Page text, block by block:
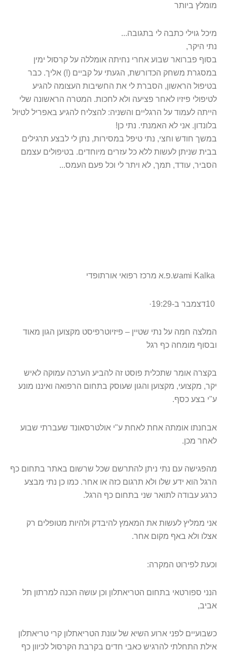
מומלץ ביותר
מיכל גוילי כתבה לי בתגובה...
נתי היקר,
בסוף פברואר שבוע אחרי נחיתה אומללה על קרסול ימין
במסגרת משחק הכדורשת, הגעתי על קביים (!) אליך. כבר
בטיפול הראשון, הסברת לי את החשיבות העצומה להגיע
לטיפולי פיזיו לאחר פציעה ולא לחכות. המטרה הראשונה שלי
הייתה לעמוד על הרגליים והשניה: להצליח להגיע באפריל לטיול
בלונדון. אני לא האמנתי. נתי כן!
במשך חודש וחצי, נתי טיפל במסירות, נתן לי לבצע תרגילים
בבית שניתן לעשות ללא כל עזרים מיוחדים. בטיפולים עצמם
הסביר, עודד, תמך, לא ויתר לי וכל פעם העמס...
ami Kalkaש.פ.א מרכז רפואי אורתופדי
10דצמבר ב-19:29 ·
המלצה חמה על נתי שטיין – פיזיוטרפיסט מקצוען הגון מאוד
ובסוף מומחה כף רגל
בקצרה אומר שתכלית פוסט זה להביע הערכה עמוקה לאיש
יקר, מקצועי, מקצוען והגון שעוסק בתחום הרפואה ואיננו מונע
ע"י בצע כסף.
אבחנתו אומתה אחת לאחת ע"י אולטרסאונד שעברתי שבוע
לאחר מכן.
מהפגישה עם נתי ניתן להתרשם שכל שרשום באתר בתחום כף
הרגל הוא ידע שלו ולא תרגום כזה או אחר. כמו כן נתי מבצע
כרגע עבודה לתואר שני בתחום כף הרגל.
אני ממליץ לעשות את המאמץ להיבדק ולהיות מטופלים רק
אצלו ולא באף מקום אחר.
וכעת לפירוט המקרה:
הנני ספורטאי בתחום הטריאתלון וכן עושה הכנה למרתון תל
אביב,
כשבועיים לפני ארוע השיא של עונת הטריאתלון קרי טריאתלון
אילת התחלתי להרגיש כאבי חדים בקרבת הקרסול לכיוון כף